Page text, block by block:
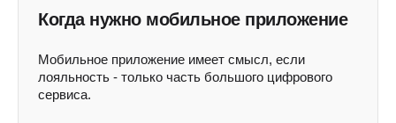
Когда нужно мобильное приложение
Мобильное приложение имеет смысл, если
лояльность - только часть большого цифрового
сервиса.